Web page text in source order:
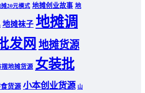
20元模式 地摊创业故事 地
地摊袜子 地摊调
发网地摊货源
地摊货源 女装批
货源小本创业货源 山